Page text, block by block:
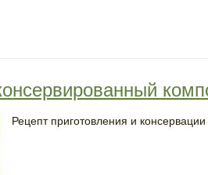
Рецепт приготовления и консервации